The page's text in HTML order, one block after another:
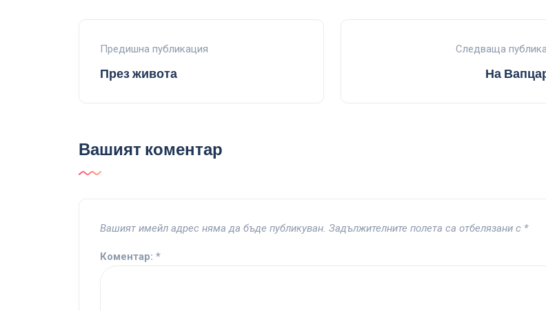
Предишна публикация
През живота
Следваща
На
Вашият коментар
Вашият имейл адрес няма да бъде публикуван. Задължителните полета са отбелязани с *
Коментар: *